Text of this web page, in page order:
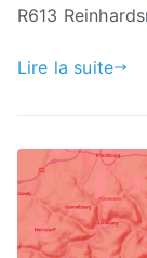
R613
Lire la suite